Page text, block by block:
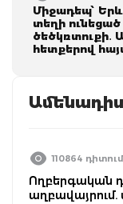
Միջադեպ՝
տեղի ունեցած
ծեծկռտուքի․
հետքերով
110864 դիտում
Ողբերգական
աղբավայրում.